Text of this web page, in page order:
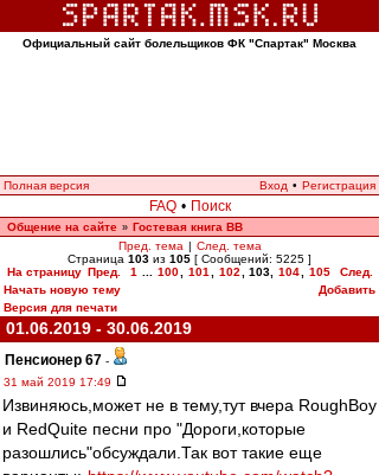
Официальный сайт болельщиков ФК "Спартак" Москва
Полная версия Вход • Регистрация
FAQ • Поиск
Общение на сайте » Гостевая книга ВВ
Пред. тема | След. тема
Страница 103 из 105 [ Сообщений: 5225 ]
На страницу Пред. 1 100 101 102 103, 104 105
След.
Начать новую тему
Добавить
Версия для печати
01.06.2019 - 30.06.2019
Пенсионер 67 -
31 май 2019 17:49
Извиняюсь,может не в тему,тут вчера RoughBoy
и RedQuite песни про "Дороги,которые
разошлись"обсуждали.Так вот такие еще